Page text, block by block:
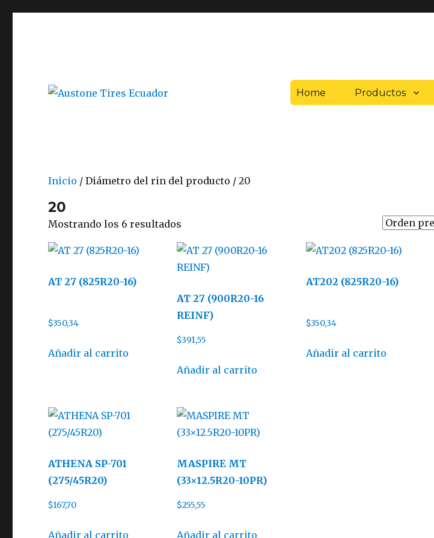
Home Productos
Inicio / Diámetro del rin del producto / 20
20
Mostrando los 6 resultados
AT 27 (825R20-16)
$350,34
Añadir al carrito
AT 27 (900R20-16
REINF)
$391,55
Añadir al carrito
AT202 (825R20-16)
$350,34
Añadir al carrito
ATHENA SP-701
(275/45R20)
$167,70
Añadir al carrito
MASPIRE MT
(33×12.5R20-10PR)
$255,55
Añadir al carrito